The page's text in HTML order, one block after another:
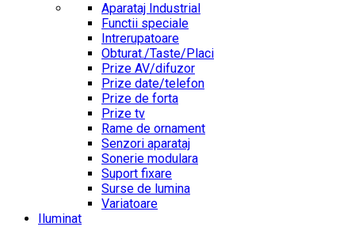
Aparataj Industrial
Functii speciale
Intrerupatoare
Obturat./Taste/Placi
Prize AV/difuzor
Prize date/telefon
Prize de forta
Prize tv
Rame de ornament
Senzori aparataj
Sonerie modulara
Suport fixare
Surse de lumina
Variatoare
Iluminat